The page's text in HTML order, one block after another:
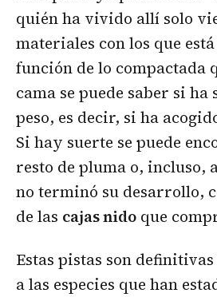
quién ha vivido allí solo
materiales con los que
función de lo compactada
cama se puede saber si
peso, es decir, si ha
Si hay suerte se puede
resto de pluma o, incluso,
no terminó su desarrollo,
de las cajas nido que
Estas pistas son
a las especies que han